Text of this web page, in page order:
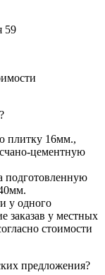
59
плитку 16мм.,
цементную
подготовленную
у одного
заказав у местных
стоимости
предложения?